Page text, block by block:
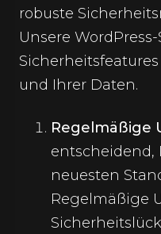
robuste
Unsere
und Ihrer Daten.
Regelmäßige
entscheidend,
neuesten
Regelmäßige